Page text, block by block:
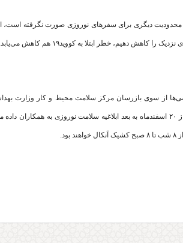
دیگری برای سفرهای نوروزی صورت نگرفته است، اما
دهیم، خطر ابتلا به کووید۱۹ هم کاهش می‌یابد.
از سوی بازرسان مرکز سلامت محیط و کار وزارت